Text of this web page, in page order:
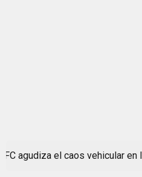
el caos vehicular en la ya